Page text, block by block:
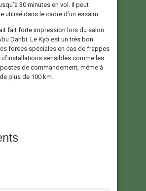
30 minutes en vol. Il peut
utilisé dans le cadre d’un essaim.
fait forte impression lors du salon
Dahbi. Le Kyb est un très bon
forces spéciales en cas de frappes
sensibles comme les
de commandement, même à
plus de 100 km.